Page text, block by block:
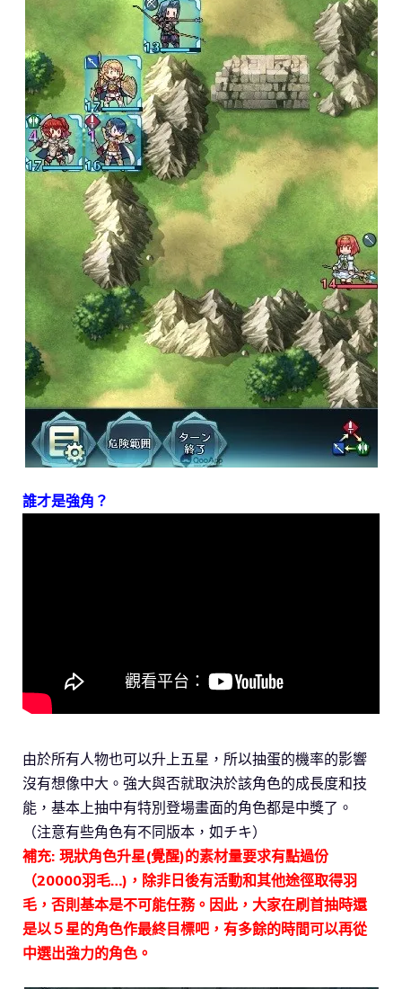
誰才是強角？
由於所有人物也可以升上五星，所以抽蛋的機率的影響
沒有想像中大。強大與否就取決於該角色的成長度和技
能，基本上抽中有特別登場畫面的角色都是中獎了。
（注意有些角色有不同版本，如チキ）
補充: 現狀角色升星(覺醒)的素材量要求有點過份
（20000羽毛…)，除非日後有活動和其他途徑取得羽
毛，否則基本是不可能任務。因此，大家在刷首抽時還
是以５星的角色作最終目標吧，有多餘的時間可以再從
中選出強力的角色。